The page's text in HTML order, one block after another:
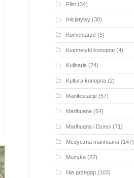
Film(34)
Inicjatywy(30)
Komentarze(5)
Kosmetyki konopne(4)
Kulinaria(24)
Kultura konopna(2)
Manifestacje(57)
Marihuana(64)
Marihuana i Dzieci(71)
Medyczna marihuana(147)
Muzyka(22)
Nie przegap(103)